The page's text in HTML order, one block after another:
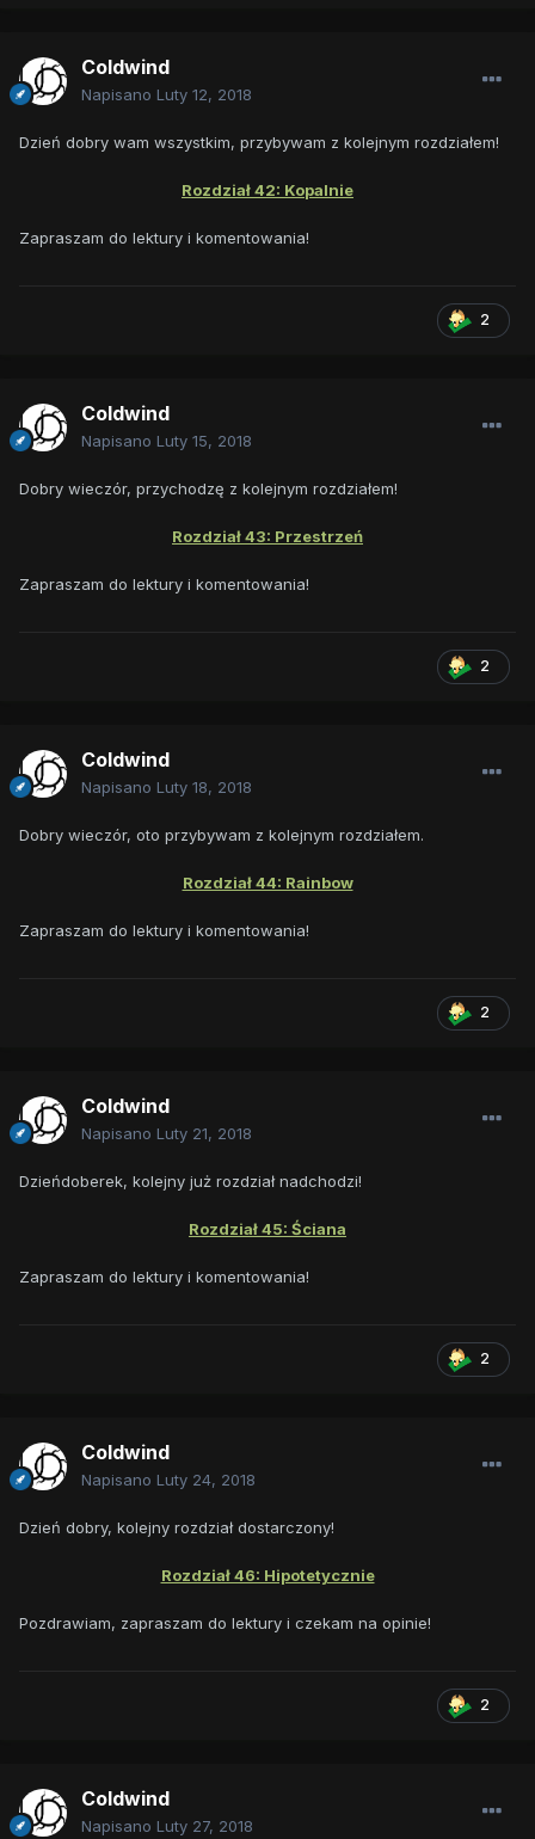
Coldwind
Napisano Luty 12, 2018
Dzień dobry wam wszystkim, przybywam z kolejnym rozdziałem!
Rozdział 42: Kopalnie
Zapraszam do lektury i komentowania!
2
Coldwind
Napisano Luty 15, 2018
Dobry wieczór, przychodzę z kolejnym rozdziałem!
Rozdział 43: Przestrzeń
Zapraszam do lektury i komentowania!
2
Coldwind
Napisano Luty 18, 2018
Dobry wieczór, oto przybywam z kolejnym rozdziałem.
Rozdział 44: Rainbow
Zapraszam do lektury i komentowania!
2
Coldwind
Napisano Luty 21, 2018
Dzieńdoberek, kolejny już rozdział nadchodzi!
Rozdział 45: Ściana
Zapraszam do lektury i komentowania!
2
Coldwind
Napisano Luty 24, 2018
Dzień dobry, kolejny rozdział dostarczony!
Rozdział 46: Hipotetycznie
Pozdrawiam, zapraszam do lektury i czekam na opinie!
2
Coldwind
Napisano Luty 27, 2018